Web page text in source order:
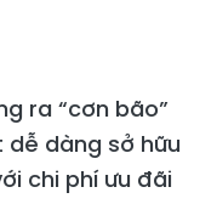
ra “cơn bão”
dễ dàng sở hữu
chi phí ưu đãi